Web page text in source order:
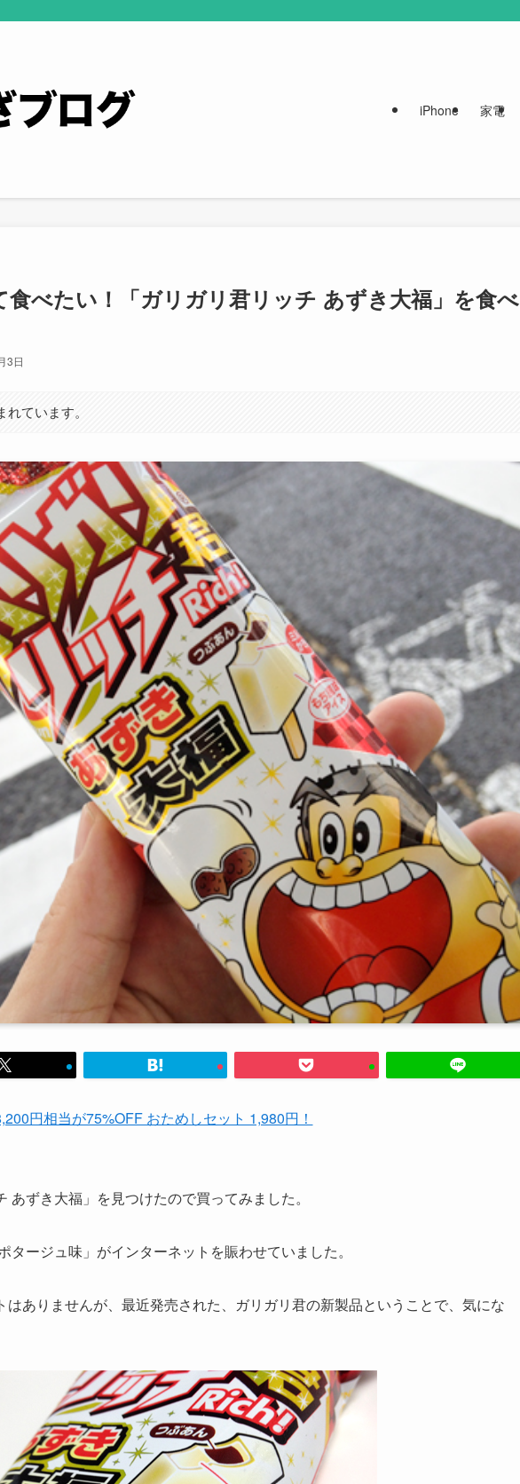
iPhone 家電
食べたい！「ガリガリ君リッチ あずき大福」を食べ
3日
ています。
円相当が75%OFF おためしセット 1,980円！
あずき大福」を見つけたので買ってみました。
タージュ味」がインターネットを賑わせていました。
はありませんが、最近発売された、ガリガリ君の新製品ということで、気にな